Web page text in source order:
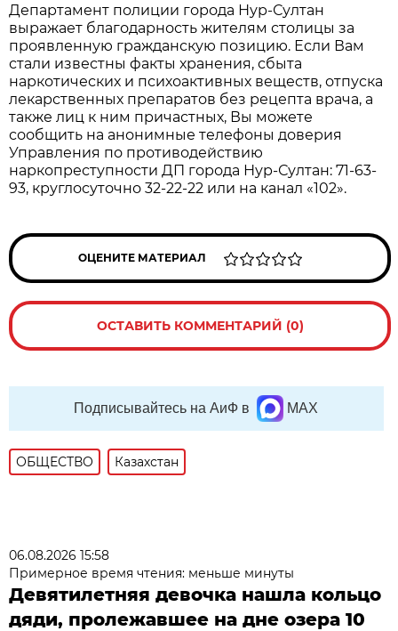
Департамент полиции города Нур-Султан
выражает благодарность жителям столицы за
проявленную гражданскую позицию. Если Вам
стали известны факты хранения, сбыта
наркотических и психоактивных веществ, отпуска
лекарственных препаратов без рецепта врача, а
также лиц к ним причастных, Вы можете
сообщить на анонимные телефоны доверия
Управления по противодействию
наркопреступности ДП города Нур-Султан: 71-63-
93, круглосуточно 32-22-22 или на канал «102».
ОЦЕНИТЕ МАТЕРИАЛ
ОСТАВИТЬ КОММЕНТАРИЙ (0)
Подписывайтесь на АиФ в MAX
ОБЩЕСТВО Казахстан
06.08.2026 15:58
Примерное время чтения: меньше минуты
Девятилетняя девочка нашла кольцо
дяди, пролежавшее на дне озера 10